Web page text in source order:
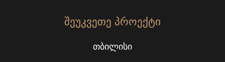
ᲨᲔᲣᲙᲕᲔᲗᲔ ᲞᲠᲝᲔᲥᲢᲘ
ᲗᲑᲘᲚᲘᲡᲘ